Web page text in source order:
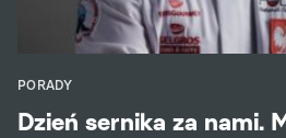
PORADY
Dzień sernika za nami.